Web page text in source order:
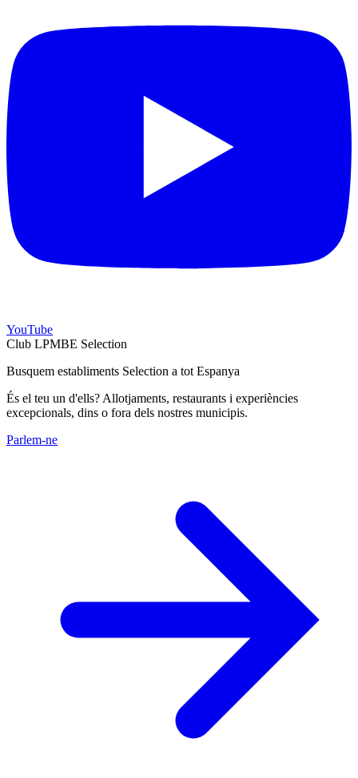
YouTube
Club LPMBE Selection
Busquem establiments Selection a tot Espanya
És el teu un d'ells? Allotjaments, restaurants i experiències
excepcionals, dins o fora dels nostres municipis.
Parlem-ne